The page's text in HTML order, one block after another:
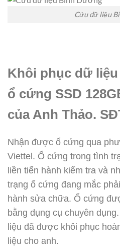
Cứu dữ liệu
Khôi phục dữ
ổ cứng SSD
của Anh Thảo.
Nhận được ổ cứng qua
Viettel. Ổ cứng trong tình
liền tiến hành kiểm tra và
trạng ổ cứng đang mắc
hành sửa chữa. Ổ cứng
bằng dụng cụ chuyên
liệu đã được khôi phục
liệu cho anh.